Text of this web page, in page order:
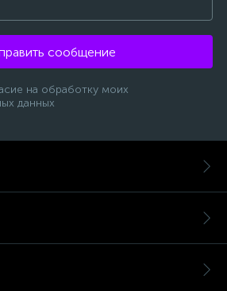
сообщение
на обработку моих
данных